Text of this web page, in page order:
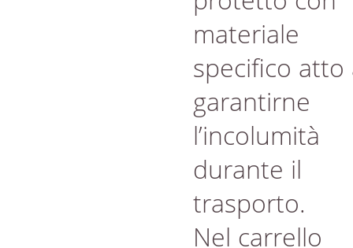
materiale
specifico atto
garantirne
l’incolumità
durante il
trasporto.
Nel carrello